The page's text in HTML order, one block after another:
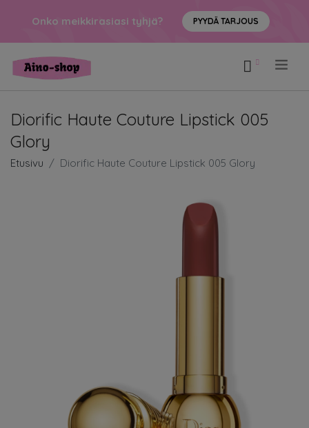
Onko meikkirasiasi tyhjä? PYYDÄ TARJOUS
Diorific Haute Couture Lipstick 005
Glory
Etusivu Diorific Haute Couture Lipstick 005 Glory